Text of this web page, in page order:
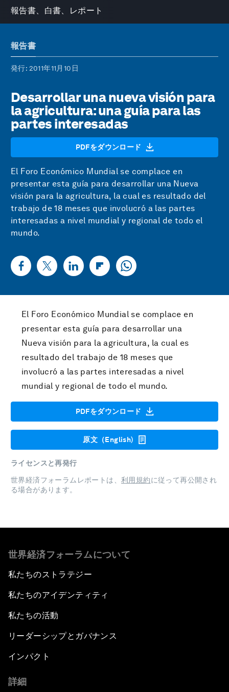
報告書、白書、レポート
報告書
発行: 2011年11月10日
Desarrollar una nueva visión para
la agricultura: una guía para las
partes interesadas
PDFをダウンロード
El Foro Económico Mundial se complace en
presentar esta guía para desarrollar una Nueva
visión para la agricultura, la cual es resultado del
trabajo de 18 meses que involucró a las partes
interesadas a nivel mundial y regional de todo el
mundo.
El Foro Económico Mundial se complace en
presentar esta guía para desarrollar una
Nueva visión para la agricultura, la cual es
resultado del trabajo de 18 meses que
involucró a las partes interesadas a nivel
mundial y regional de todo el mundo.
PDFをダウンロード
原文（English)
ライセンスと再発行
世界経済フォーラムレポートは、 利用規約に従って再公開され
る場合があります。
世界経済フォーラムについて
私たちのストラテジー
私たちのアイデンティティ
私たちの活動
リーダーシップとガバナンス
インパクト
詳細